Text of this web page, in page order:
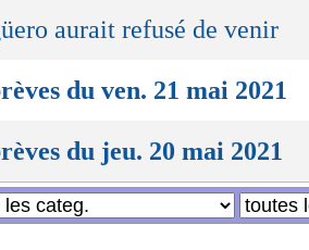
aurait refusé de venir
du ven. 21 mai 2021
du jeu. 20 mai 2021